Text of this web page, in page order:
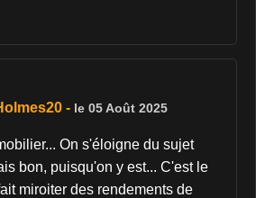
- le 05 Août 2025
On s'éloigne du sujet
bon, puisqu'on y est... C'est le
miroiter des rendements de